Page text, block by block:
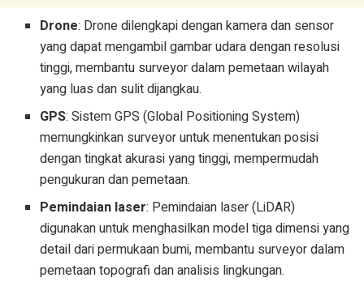
Drone: Drone dilengkapi dengan kamera dan sensor
yang dapat mengambil gambar udara dengan resolusi
tinggi, membantu surveyor dalam pemetaan wilayah
yang luas dan sulit dijangkau.
GPS: Sistem GPS (Global Positioning System)
memungkinkan surveyor untuk menentukan posisi
dengan tingkat akurasi yang tinggi, mempermudah
pengukuran dan pemetaan.
Pemindaian laser: Pemindaian laser (LiDAR)
digunakan untuk menghasilkan model tiga dimensi yang
detail dari permukaan bumi, membantu surveyor dalam
pemetaan topografi dan analisis lingkungan.